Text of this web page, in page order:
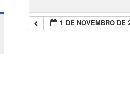
1 DE NOVEMBRO DE